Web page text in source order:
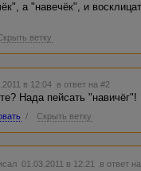
а "навечёк", и
ветку
в 12:04 в ответ на #2
Нада пейсать "навичёг"!
/ Скрыть ветку
01.03.2011 в 12:21 в ответ